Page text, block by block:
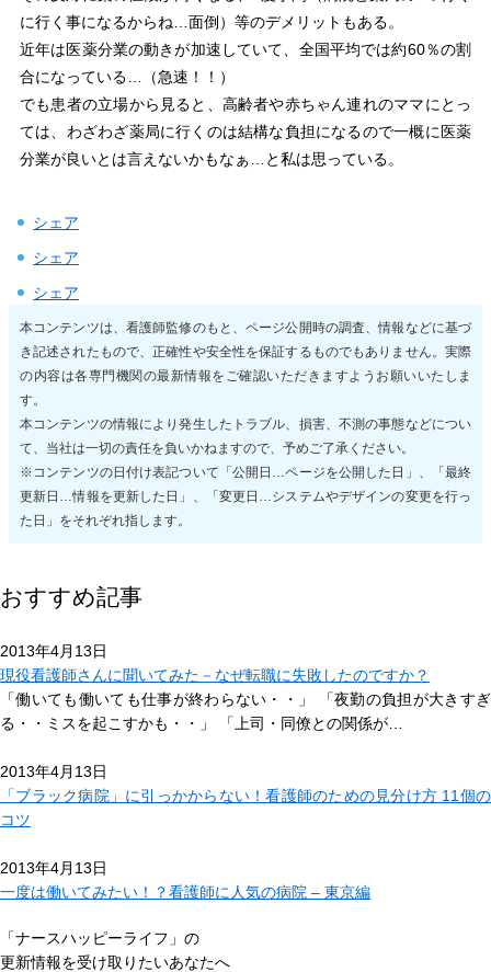
に行く事になるからね…面倒）等のデメリットもある。
近年は医薬分業の動きが加速していて、全国平均では約60％の割
合になっている…（急速！！）
でも患者の立場から見ると、高齢者や赤ちゃん連れのママにとっ
ては、わざわざ薬局に行くのは結構な負担になるので一概に医薬
分業が良いとは言えないかもなぁ…と私は思っている。
シェア
シェア
シェア
本コンテンツは、看護師監修のもと、ページ公開時の調査、情報などに基づ
き記述されたもので、正確性や安全性を保証するものでもありません。実際
の内容は各専門機関の最新情報をご確認いただきますようお願いいたしま
す。
本コンテンツの情報により発生したトラブル、損害、不測の事態などについ
て、当社は一切の責任を負いかねますので、予めご了承ください。
※コンテンツの日付け表記ついて「公開日…ページを公開した日」、「最終
更新日…情報を更新した日」、「変更日…システムやデザインの変更を行っ
た日」をそれぞれ指します。
おすすめ記事
2013年4月13日
現役看護師さんに聞いてみた－なぜ転職に失敗したのですか？
「働いても働いても仕事が終わらない・・」 「夜勤の負担が大きすぎ
る・・ミスを起こすかも・・」 「上司・同僚との関係が…
2013年4月13日
「ブラック病院」に引っかからない！看護師のための見分け方 11個の
コツ
2013年4月13日
一度は働いてみたい！？看護師に人気の病院 – 東京編
「ナースハッピーライフ」の
更新情報を受け取りたいあなたへ